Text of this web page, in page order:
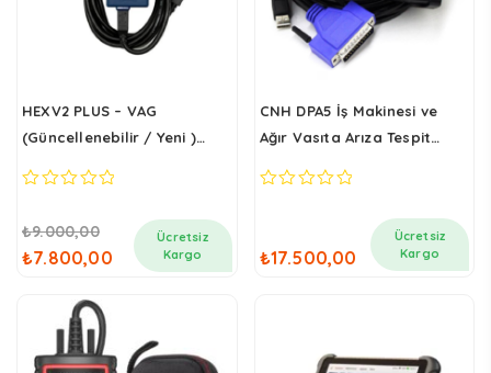
HEXV2 PLUS – VAG
(Güncellenebilir / Yeni )
Cihazı (HEX NET WiFi & USB)
of
5
₺9.000,00
Orijinal
fiyat:
₺7.800,00
Şu
andaki
₺7.800,00.
Ücretsiz
Kargo
CNH DPA5 İş Makinesi ve
Ağır Vasıta Arıza Tespit
5
₺17.500,00
Ücretsiz
Kargo